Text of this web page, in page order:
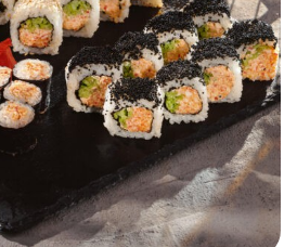
Нигири Маки
Супы и салаты Напитки